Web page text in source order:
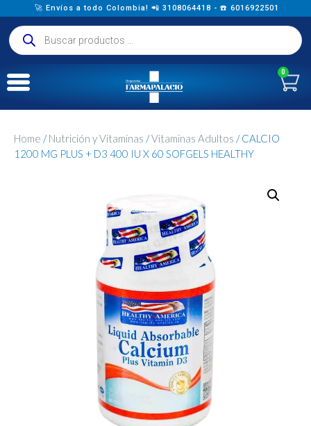
🚀 Envíos a todo Colombia! 📲 3108064418 - ☎️ 6016922501
0
Home /Nutrición y Vitaminas /Vitaminas Adultos / CALCIO
1200 MG PLUS + D3 400 IU X 60 SOFGELS HEALTHY